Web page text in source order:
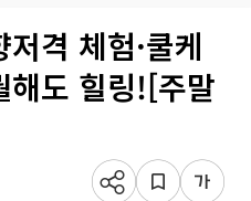
저격 체험·쿨케
해도 힐링![주말